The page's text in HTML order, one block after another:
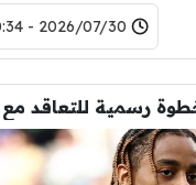
2026/07/30 - 00:34